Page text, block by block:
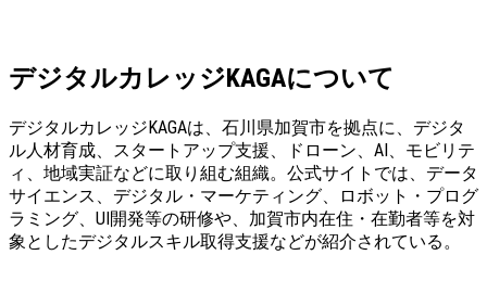
デジタルカレッジKAGAについて
デジタルカレッジKAGAは、石川県加賀市を拠点に、デジタ
ル人材育成、スタートアップ支援、ドローン、AI、モビリテ
ィ、地域実証などに取り組む組織。公式サイトでは、データ
サイエンス、デジタル・マーケティング、ロボット・プログ
ラミング、UI開発等の研修や、加賀市内在住・在勤者等を対
象としたデジタルスキル取得支援などが紹介されている。